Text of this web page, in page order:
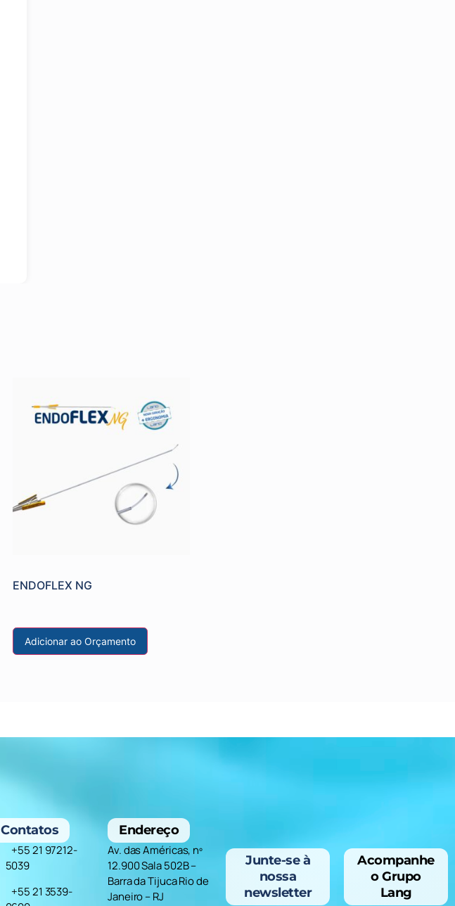
ENDOFLEX NG
Adicionar ao Orçamento
Contatos
+55 21 97212-
5039
+55 21 3539-
Endereço
Av. das Américas, nº
12.900 Sala 502B –
Barra da Tijuca Rio de
Janeiro – RJ
Junte-se à
nossa
newsletter
Acompanhe
o Grupo
Lang